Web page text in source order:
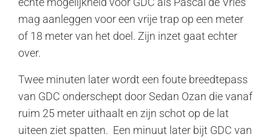
mag aanleggen voor een vrije trap op een meter
of 18 meter van het doel. Zijn inzet gaat echter
over.
Twee minuten later wordt een foute breedtepass
van GDC onderschept door Sedan Ozan die vanaf
ruim 25 meter uithaalt en zijn schot op de lat
uiteen ziet spatten. Een minuut later bijt GDC van